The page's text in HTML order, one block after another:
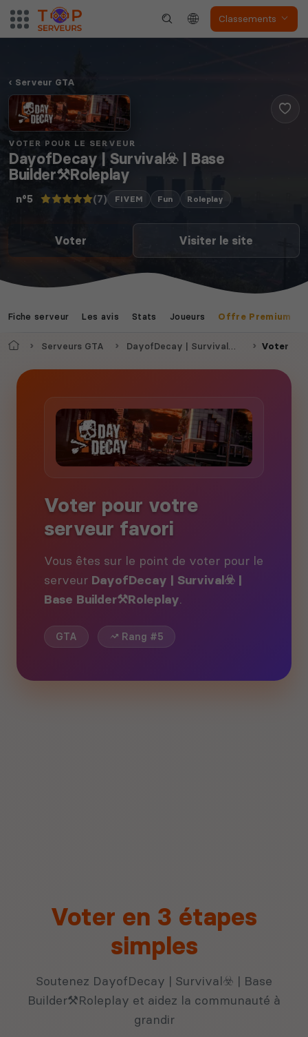
Classements
Serveur GTA
VOTER POUR LE SERVEUR
DayofDecay | Survival☣️ | Base
Builder⚒️Roleplay
n°5 (7) FIVEM Fun Roleplay
Voter Visiter le site
Fiche serveur Les avis Stats Joueurs Offre Premium
AccueilServeurs GTA DayofDecay | Survival☣️ | Base Builder⚒️Roleplay Voter
Voter pour votre
serveur favori
Vous êtes sur le point de voter pour le
serveur DayofDecay | Survival☣️ |
Base Builder⚒️Roleplay.
GTA Rang #5
Voter en 3 étapes
simples
Soutenez DayofDecay | Survival☣️ | Base
Builder⚒️Roleplay et aidez la communauté à
grandir